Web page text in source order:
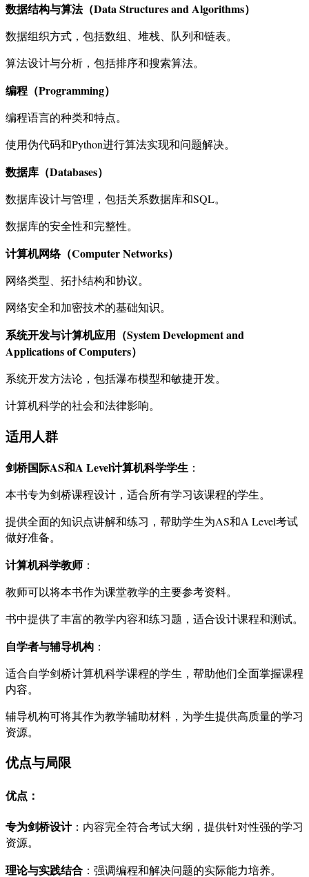
数据结构与算法（Data Structures and Algorithms）
数据组织方式，包括数组、堆栈、队列和链表。
算法设计与分析，包括排序和搜索算法。
编程（Programming）
编程语言的种类和特点。
使用伪代码和Python进行算法实现和问题解决。
数据库（Databases）
数据库设计与管理，包括关系数据库和SQL。
数据库的安全性和完整性。
计算机网络（Computer Networks）
网络类型、拓扑结构和协议。
网络安全和加密技术的基础知识。
系统开发与计算机应用（System Development and
Applications of Computers）
系统开发方法论，包括瀑布模型和敏捷开发。
计算机科学的社会和法律影响。
适用人群
剑桥国际AS和A Level计算机科学学生 ：
本书专为剑桥课程设计，适合所有学习该课程的学生。
提供全面的知识点讲解和练习，帮助学生为AS和A Level考试
做好准备。
计算机科学教师 ：
教师可以将本书作为课堂教学的主要参考资料。
书中提供了丰富的教学内容和练习题，适合设计课程和测试。
自学者与辅导机构 ：
适合自学剑桥计算机科学课程的学生，帮助他们全面掌握课程
内容。
辅导机构可将其作为教学辅助材料，为学生提供高质量的学习
资源。
优点与局限
优点：
专为剑桥设计：内容完全符合考试大纲，提供针对性强的学习
资源。
理论与实践结合 ：强调编程和解决问题的实际能力培养。